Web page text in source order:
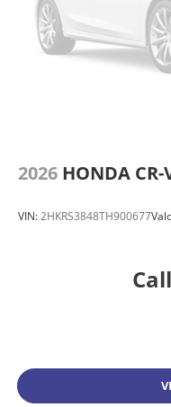
2026 HONDA CR-
VIN:2HKRS3848TH900677